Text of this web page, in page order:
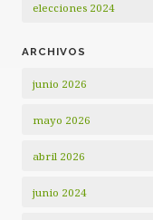
elecciones 2024
ARCHIVOS
junio 2026
mayo 2026
abril 2026
junio 2024